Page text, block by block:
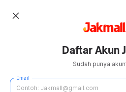
close
Daftar Akun
Sudah punya
Email